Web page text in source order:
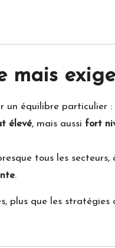
mais
un équilibre particulier :
élevé, mais aussi fort
tous les secteurs,
.
plus que les stratégies